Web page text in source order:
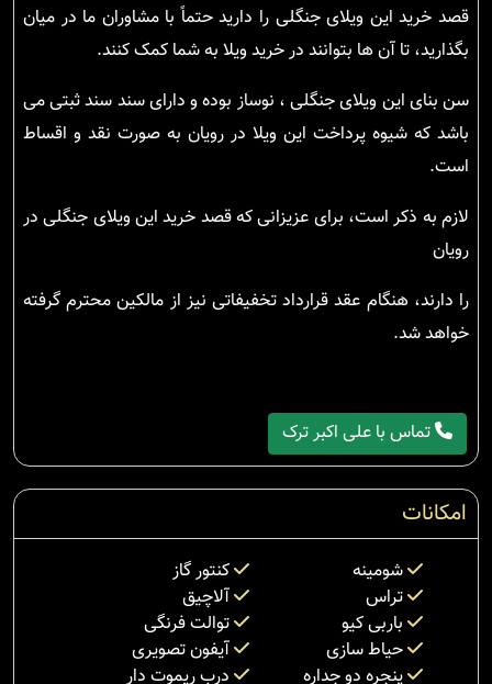
قصد خرید این ویلای جنگلی را دارید حتماً با مشاوران ما در میان
بگذارید، تا آن ها بتوانند در خرید ویلا به شما کمک کنند.
سن بنای این ویلای جنگلی ، نوساز بوده و دارای سند سند ثبتی می
باشد که شیوه پرداخت این ویلا در رویان به صورت نقد و اقساط
است.
لازم به ذکر است، برای عزیزانی که قصد خرید این ویلای جنگلی در
رویان
را دارند، هنگام عقد قرارداد تخفیفاتی نیز از مالکین محترم گرفته
خواهد شد.
تماس با علی اکبر ترک
امکانات
شومینه
کنتور گاز
تراس
آلاچیق
باربی کیو
توالت فرنگی
حیاط سازی
آیفون تصویری
پنجره دو جداره
درب ریموت دار